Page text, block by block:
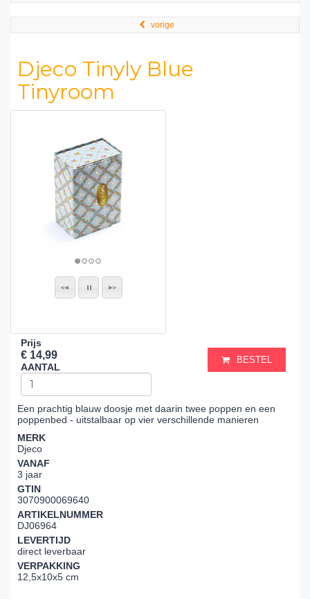
vorige
Djeco Tinyly Blue
Tinyroom
Prijs
€ 14,99
AANTAL
BESTEL
Een prachtig blauw doosje met daarin twee poppen en een
poppenbed - uitstalbaar op vier verschillende manieren
MERK
Djeco
VANAF
3 jaar
GTIN
3070900069640
ARTIKELNUMMER
DJ06964
LEVERTIJD
direct leverbaar
VERPAKKING
12,5x10x5 cm